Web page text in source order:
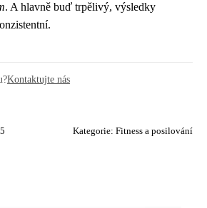
. A hlavně buď trpělivý, výsledky
Kontaktujte nás
Kategorie: Fitness a posilování